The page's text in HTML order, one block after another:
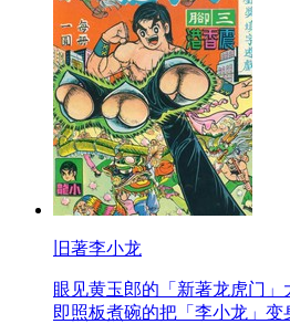
旧著李小龙
眼见黄玉郎的「新著龙虎门
即照板煮碗的把「李小龙」